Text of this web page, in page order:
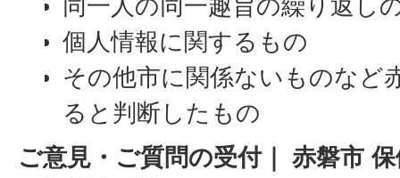
同一人の同一趣旨の繰り返し
個人情報に関するもの
その他市に関係ないものなど
ると判断したもの
ご意見・ご質問の受付｜ 赤磐市